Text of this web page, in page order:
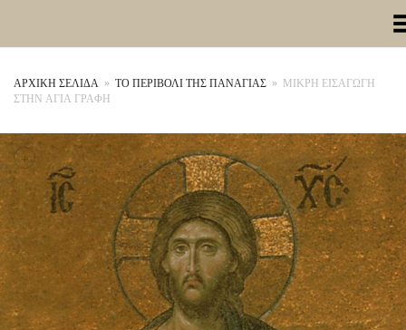
Toggle
ΑΡΧΙΚΉ ΣΕΛΊΔΑ » ΤΟ ΠΕΡΙΒΟΛΙ ΤΗΣ ΠΑΝΑΓΙΑΣ » ΜΙΚΡΗ ΕΙΣΑΓΩΓΗ
ΣΤΗΝ ΑΓΙΑ ΓΡΑΦΗ
+